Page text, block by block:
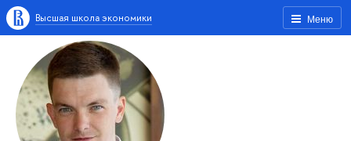
Меню
Высшая школа экономики